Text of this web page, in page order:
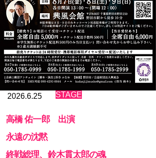
の旨を明記してください。
・チケットの券種及び枚数
・お名前
・チケット郵送先住所
・ご連絡先（TEL/FAX/携帯電話番号）
※チケットのお渡しは、基本的に事前に入金を確認後
郵送させていただきます。
※チケット購入時には必ず場所・日時・座席をご確認
ください
※購入後の変更・払い戻し等は一切できません。
Ｐコード：３３３−３２３／セブン‐イレブン
Ｌコード：８１４３４／ローソン https://l-tike.com
2026.6.25 ​STAGE
高橋 佑一郎 出演
永遠の沈黙
​終戦総理、鈴木貫太郎の魂